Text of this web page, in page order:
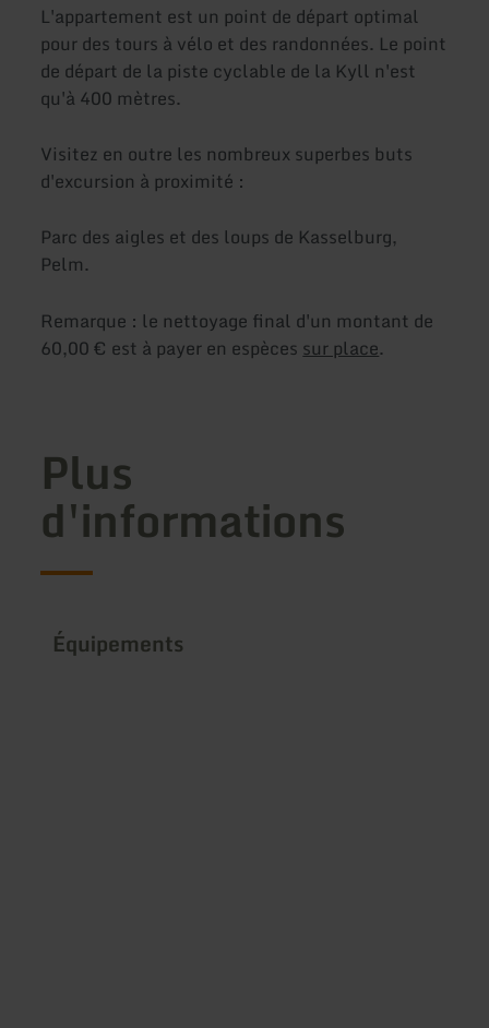
L'appartement est un point de départ optimal
pour des tours à vélo et des randonnées. Le point
de départ de la piste cyclable de la Kyll n'est
qu'à 400 mètres.
Visitez en outre les nombreux superbes buts
d'excursion à proximité :
Parc des aigles et des loups de Kasselburg,
Pelm.
Remarque : le nettoyage final d'un montant de
60,00 € est à payer en espèces sur place.
Plus
d'informations
Équipements